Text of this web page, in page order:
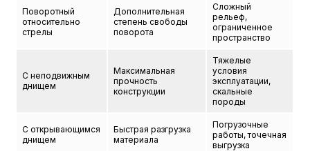
Поворотный
относительно
стрелы
Дополнительная
степень свободы
поворота
Сложный
рельеф,
ограниченное
пространство
С неподвижным
днищем
Максимальная
прочность
конструкции
Тяжелые
условия
эксплуатации,
скальные
породы
С открывающимся
днищем
Быстрая разгрузка
материала
Погрузочные
работы, точечная
выгрузка